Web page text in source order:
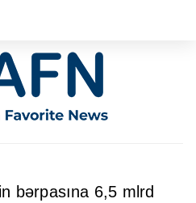
bərpasına 6,5 mlrd